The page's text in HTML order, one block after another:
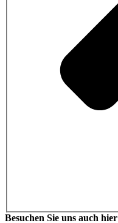
Besuchen Sie uns auch hier